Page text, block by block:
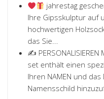
jahrestag
Ihre Gipsskulptur auf
hochwertigen
das Sie...
✍️ PERSONALISIEREN
set enthält einen
Ihren NAMEN und
Namensschild